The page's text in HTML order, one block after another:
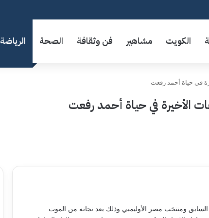
الكويت مشاهير فن وثقافة الصحة الرياضة
في حياة أحمد رفعت
الأخيرة في حياة أحمد رفعت
ومنتخب مصر الأوليمبي وذلك بعد نجاته من الموت